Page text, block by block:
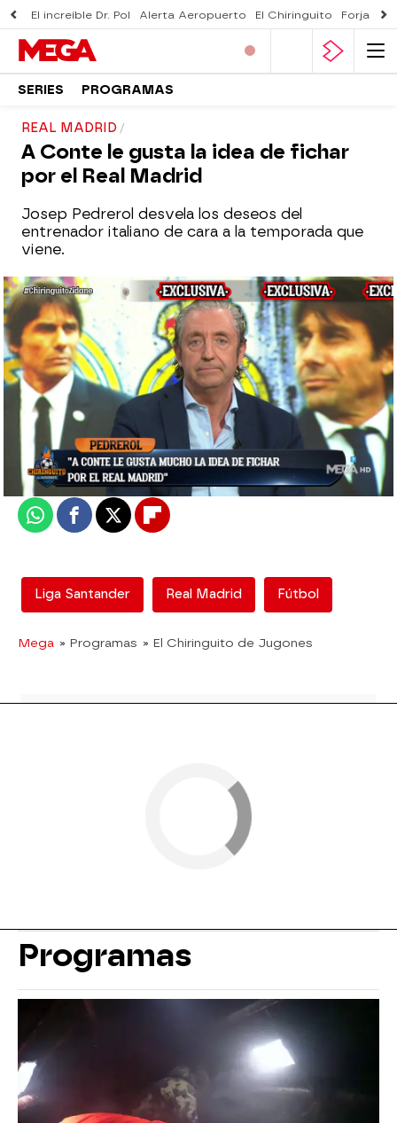
El increíble Dr. Pol Alerta Aeropuerto El Chiringuito Forjado
SERIES PROGRAMAS
REAL MADRID
A Conte le gusta la idea de fichar
por el Real Madrid
Josep Pedrerol desvela los deseos del
entrenador italiano de cara a la temporada que
viene.
El Chiringuito
Madrid
Actualizado:28 de mayo de 2021, 06:00
Publicado:28 de mayo de 2021, 02:13
WhatsappFacebook
X Flipboard
Liga Santander Real Madrid Fútbol
Mega » Programas » El Chiringuito de Jugones
Programas